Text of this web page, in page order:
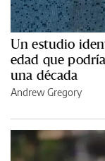
Un estudio
edad que
una década
Andrew Gregory